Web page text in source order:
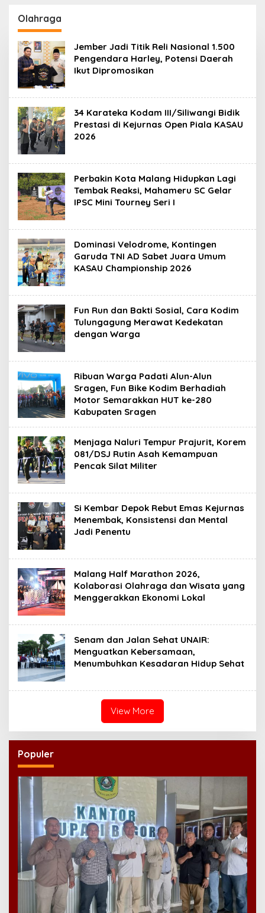
Olahraga
Jember Jadi Titik Reli Nasional 1.500
Pengendara Harley, Potensi Daerah
Ikut Dipromosikan
34 Karateka Kodam III/Siliwangi Bidik
Prestasi di Kejurnas Open Piala KASAU
2026
Perbakin Kota Malang Hidupkan Lagi
Tembak Reaksi, Mahameru SC Gelar
IPSC Mini Tourney Seri I
Dominasi Velodrome, Kontingen
Garuda TNI AD Sabet Juara Umum
KASAU Championship 2026
Fun Run dan Bakti Sosial, Cara Kodim
Tulungagung Merawat Kedekatan
dengan Warga
Ribuan Warga Padati Alun-Alun
Sragen, Fun Bike Kodim Berhadiah
Motor Semarakkan HUT ke-280
Kabupaten Sragen
Menjaga Naluri Tempur Prajurit, Korem
081/DSJ Rutin Asah Kemampuan
Pencak Silat Militer
Si Kembar Depok Rebut Emas Kejurnas
Menembak, Konsistensi dan Mental
Jadi Penentu
Malang Half Marathon 2026,
Kolaborasi Olahraga dan Wisata yang
Menggerakkan Ekonomi Lokal
Senam dan Jalan Sehat UNAIR:
Menguatkan Kebersamaan,
Menumbuhkan Kesadaran Hidup Sehat
View More
Populer